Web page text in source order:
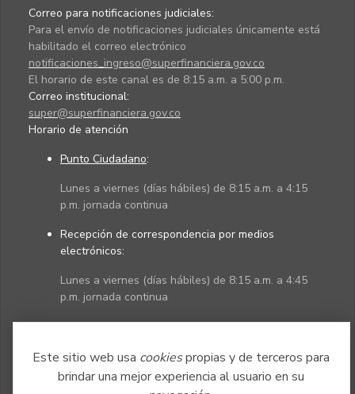
Este sitio web usa cookiespropias y de terceros para
brindar una mejor experiencia al usuario en su
Correo para notificaciones judiciales:
Para el envío de notificaciones judiciales únicamente está
habilitado el correo electrónico
notificaciones_ingreso@superfinanciera.gov.co
El horario de este canal es de 8:15 a.m. a 5:00 p.m.
Correo institucional:
super@superfinanciera.gov.co
Horario de atención
Punto Ciudadano:
Lunes a viernes (días hábiles) de 8:15 a.m. a 4:15
p.m. jornada continua
Recepción de correspondencia por medios
electrónicos:
Lunes a viernes (días hábiles) de 8:15 a.m. a 4:45
p.m. jornada continua